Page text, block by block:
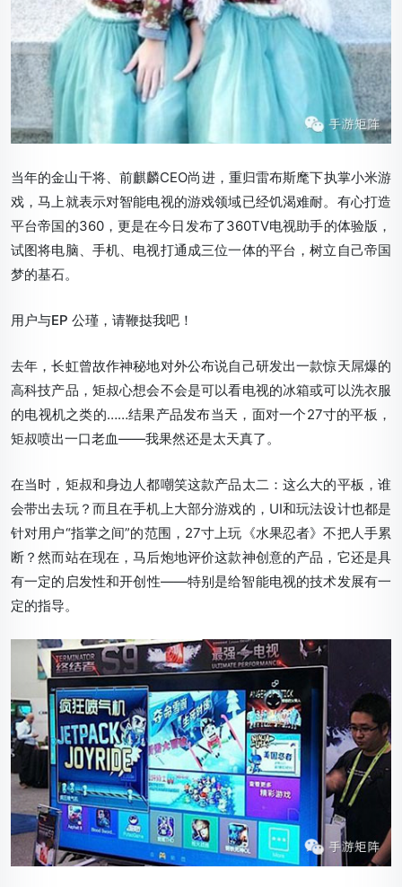
当年的金山干将、前麒麟CEO尚进，重归雷布斯麾下执掌小米游
戏，马上就表示对智能电视的游戏领域已经饥渴难耐。有心打造
平台帝国的360，更是在今日发布了360TV电视助手的体验版，
试图将电脑、手机、电视打通成三位一体的平台，树立自己帝国
梦的基石。
用户与EP 公瑾，请鞭挞我吧！
去年，长虹曾故作神秘地对外公布说自己研发出一款惊天屌爆的
高科技产品，矩叔心想会不会是可以看电视的冰箱或可以洗衣服
的电视机之类的……结果产品发布当天，面对一个27寸的平板，
矩叔喷出一口老血——我果然还是太天真了。
在当时，矩叔和身边人都嘲笑这款产品太二：这么大的平板，谁
会带出去玩？而且在手机上大部分游戏的，UI和玩法设计也都是
针对用户“指掌之间”的范围，27寸上玩《水果忍者》不把人手累
断？然而站在现在，马后炮地评价这款神创意的产品，它还是具
有一定的启发性和开创性——特别是给智能电视的技术发展有一
定的指导。